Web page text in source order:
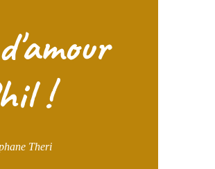
!
Theri